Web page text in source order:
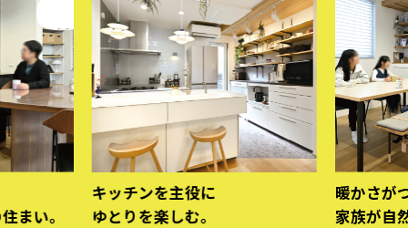
まい。
キッチンを主役に
ゆとりを楽しむ。
暖かさが
家族が自